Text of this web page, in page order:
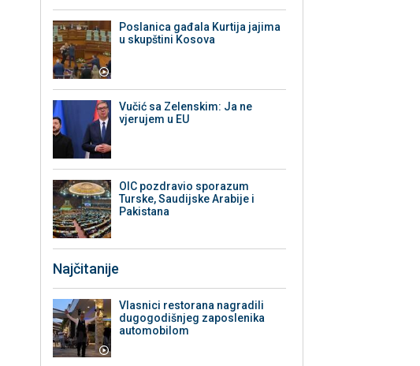
Poslanica gađala Kurtija jajima
u skupštini Kosova
Vučić sa Zelenskim: Ja ne
vjerujem u EU
OIC pozdravio sporazum
Turske, Saudijske Arabije i
Pakistana
Najčitanije
Vlasnici restorana nagradili
dugogodišnjeg zaposlenika
automobilom